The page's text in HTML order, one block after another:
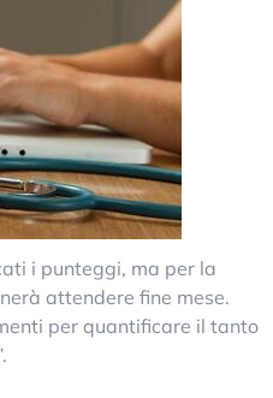
i punteggi, ma per la
attendere fine mese.
per quantificare il tanto